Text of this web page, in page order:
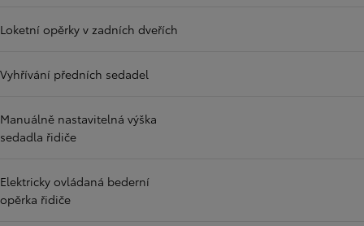
Loketní opěrky v zadních dveřích
Vyhřívání předních sedadel
Manuálně nastavitelná výška
sedadla řidiče
Elektricky ovládaná bederní
opěrka řidiče